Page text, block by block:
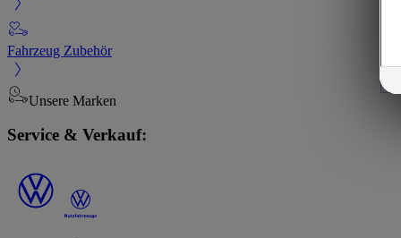
Fahrzeug Zubehör
Unsere Marken
Service & Verkauf: